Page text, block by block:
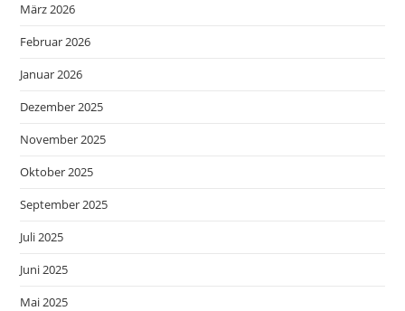
März 2026
Februar 2026
Januar 2026
Dezember 2025
November 2025
Oktober 2025
September 2025
Juli 2025
Juni 2025
Mai 2025